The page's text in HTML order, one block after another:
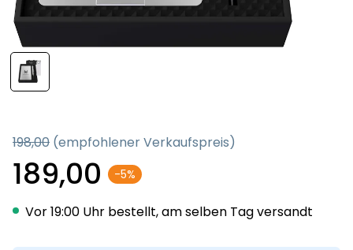
198,00 (empfohlener Verkaufspreis)
189,00 -5%
Vor 19:00 Uhr bestellt, am selben Tag versandt